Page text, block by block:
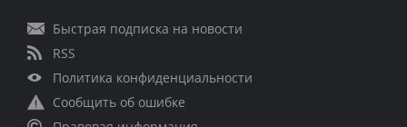
Быстрая подписка на новости
RSS
Политика конфиденциальности
Сообщить об ошибке